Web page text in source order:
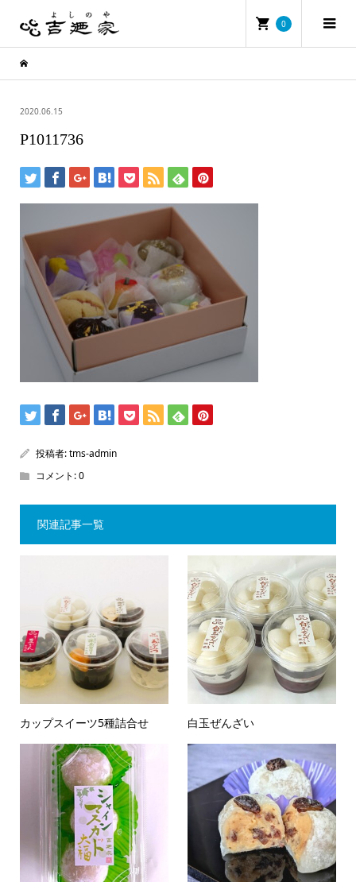
0
2020.06.15
P1011736
投稿者:tms-admin
コメント:0
関連記事一覧
カップスイーツ5種詰合せ 白玉ぜんざい